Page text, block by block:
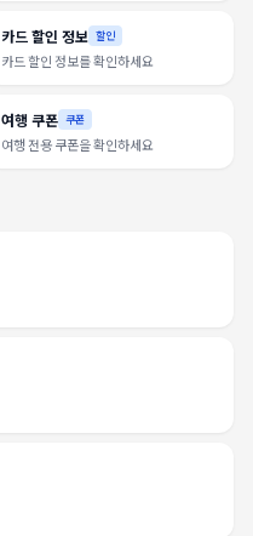
카드 할인 정보 할인
카드 할인 정보를 확인하세요
여행 쿠폰 쿠폰
여행 전용 쿠폰을 확인하세요